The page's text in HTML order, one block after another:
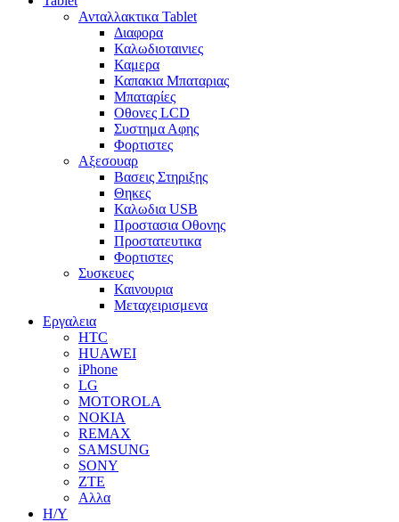
Ανταλλακτικα Tablet
Διαφορα
Καλωδιοταινιες
Καμερα
Καπακια Μπαταριας
Μπαταρίες
Οθονες LCD
Συστημα Αφης
Φορτιστες
Αξεσουαρ
Βασεις Στηριξης
Θηκες
Καλωδια USB
Προστασια Οθονης
Προστατευτικα
Φορτιστες
Συσκευες
Καινουρια
Μεταχειρισμενα
Εργαλεια
HTC
HUAWEI
iPhone
LG
MOTOROLA
NOKIA
REMAX
SAMSUNG
SONY
ZTE
Αλλα
Η/Υ